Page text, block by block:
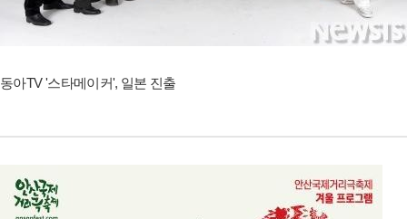
동아TV '스타메이커', 일본 진출